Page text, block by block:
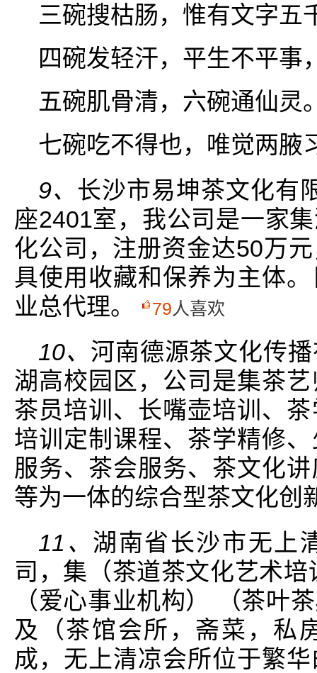
三碗搜枯肠，惟有文字五
四碗发轻汗，平生不平事
五碗肌骨清，六碗通仙灵
七碗吃不得也，唯觉两腋
9、 长沙市易坤茶文化有
座2401室，我公司是一家
化公司，注册资金达50万
具使用收藏和保养为主体
业总代理。
79人喜欢
10、 河南德源茶文化传
湖高校园区，公司是集茶
茶员培训、长嘴壶培训、
培训定制课程、茶学精修
服务、茶会服务、茶文化
等为一体的综合型茶文化创
11、 湖南省长沙市无上
司，集（茶道茶文化艺术
（爱心事业机构） （茶叶
及（茶馆会所，斋菜，私
成，无上清凉会所位于繁